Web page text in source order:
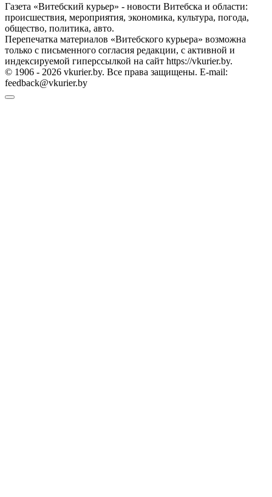
Газета «Витебский курьер» - новости Витебска и области:
происшествия, мероприятия, экономика, культура, погода,
общество, политика, авто.
Перепечатка материалов «Витебского курьера» возможна
только с письменного согласия редакции, с активной и
индексируемой гиперссылкой на сайт https://vkurier.by.
© 1906 - 2026 vkurier.by. Все права защищены. E-mail:
feedback@vkurier.by